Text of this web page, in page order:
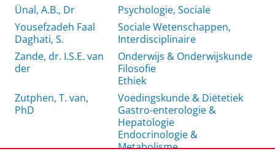
Ünal, A.B., Dr
Psychologie, Sociale
Yousefzadeh Faal
Daghati, S.
Sociale Wetenschappen,
Interdisciplinaire
Zande, dr. I.S.E. van
der
Onderwijs & Onderwijskunde
Filosofie
Ethiek
Zutphen, T. van,
PhD
Voedingskunde & Diëtetiek
Gastro-enterologie &
Hepatologie
Endocrinologie &
Metabolisme